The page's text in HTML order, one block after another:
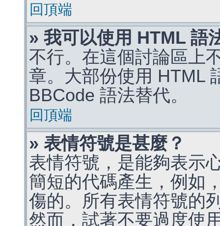
回頂端
» 我可以使用 HTML 語
不行。在這個討論區上
章。大部份使用 HTML
BBCode 語法替代。
回頂端
» 表情符號是甚麼？
表情符號，是能夠表示
簡短的代碼產生，例如
傷的。所有表情符號的
然而，試著不要過度使